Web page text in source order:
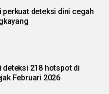
deteksi dini cegah
deteksi 218 hotspot di
Februari 2026